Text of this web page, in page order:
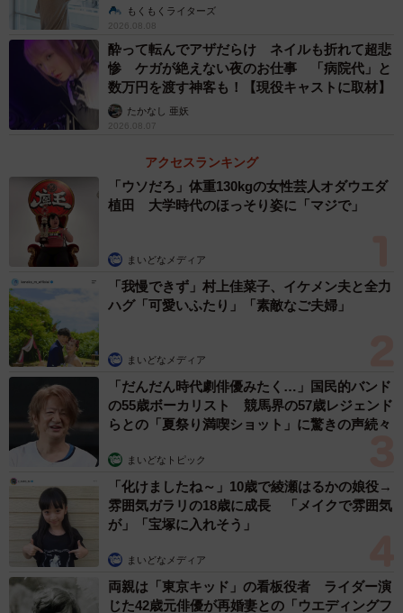
「役職がなくなるから、役職手当はなくなるのだろうな」
とぼんやりイメージしていた給料は、基本給も含めて減額
され、定年前のなんと6割減。
「前と同じ仕事で、給料半分以下の元上司の愚痴をよく聞
の若手管理職が一気に増えました。そのメンバーともうま
くコミュニケーションが取れずにいるのを見ているのが辛
かったです」
結局Bさんは先輩の契約終了とともに、自分自身も60歳の
定年で退職することを選びました。
「幸い、iDeCoとNISA両方、コツコツやってきた成果が出
ていたので、どうせ給料が下がるならもっと気楽なアルバ
イトの方がいい、と割り切ることができました」
どう決断するのでも、お金の力は大きな安心材料です
70歳までの就業機会措置実施済みの企業は34.8％
2026年現在の「高年齢者雇用安定法」では、65歳までの安
定した雇用の確保を求めて企業に定年の引き上げや廃止、
継続雇用制度の導入などを求めています。
説】もくもくライターズ
2026.08.08
酔って転んでアザだらけ ネイルも折れて超悲
惨 ケガが絶えない夜のお仕事 「病院代」と
数万円を渡す神客も！【現役キャストに取材】
たかなし 亜妖
2026.08.07
アクセスランキング
「ウソだろ」体重130kgの女性芸人オダウエダ
植田 大学時代のほっそり姿に「マジで」
まいどなメディア
「我慢できず」村上佳菜子、イケメン夫と全力
ハグ「可愛いふたり」「素敵なご夫婦」
まいどなメディア
「だんだん時代劇俳優みたく…」国民的バンド
の55歳ボーカリスト 競馬界の57歳レジェンド
らとの「夏祭り満喫ショット」に驚きの声続々
まいどなトピック
「化けましたね～」10歳で綾瀬はるかの娘役→
雰囲気ガラリの18歳に成長 「メイクで雰囲気
が」「宝塚に入れそう」
まいどなメディア
両親は「東京キッド」の看板役者 ライダー演
じた42歳元俳優が再婚妻との「ウエディングフ